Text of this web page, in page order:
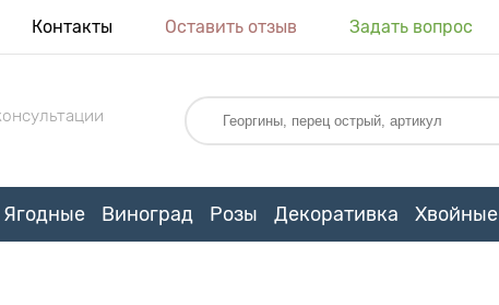
Контакты Оставить отзыв Задать вопрос
Ягодные Виноград Розы Декоративка Хвойные